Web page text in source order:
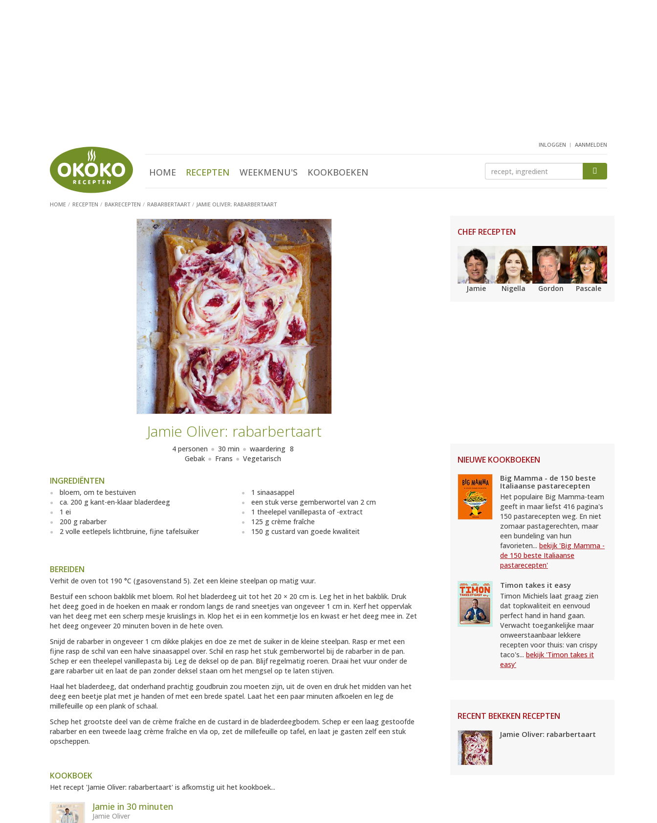
INLOGGEN AANMELDEN
HOME RECEPTEN WEEKMENU'S KOOKBOEKEN
HOME RECEPTEN BAKRECEPTEN RABARBERTAART JAMIE OLIVER: RABARBERTAART
Jamie Oliver: rabarbertaart
4 personen 30 min waardering 8
Gebak
Frans Vegetarisch
INGREDIËNTEN
bloem, om te bestuiven
ca. 200 g kant-en-klaar bladerdeeg
1 ei
200 g rabarber
2 volle eetlepels lichtbruine, fijne tafelsuiker
1 sinaasappel
een stuk verse gemberwortel van 2 cm
1 theelepel vanillepasta of -extract
125 g crème fraîche
150 g custard van goede kwaliteit
BEREIDEN
Verhit de oven tot 190 °C (gasovenstand 5). Zet een kleine steelpan op matig vuur.
Bestuif een schoon bakblik met bloem. Rol het bladerdeeg uit tot het 20 × 20 cm is. Leg het in het bakblik. Druk
het deeg goed in de hoeken en maak er rondom langs de rand sneetjes van ongeveer 1 cm in. Kerf het oppervlak
van het deeg met een scherp mesje kruislings in. Klop het ei in een kommetje los en kwast er het deeg mee in. Zet
het deeg ongeveer 20 minuten boven in de hete oven.
Snijd de rabarber in ongeveer 1 cm dikke plakjes en doe ze met de suiker in de kleine steelpan. Rasp er met een
fijne rasp de schil van een halve sinaasappel over. Schil en rasp het stuk gemberwortel bij de rabarber in de pan.
Schep er een theelepel vanillepasta bij. Leg de deksel op de pan. Blijf regelmatig roeren. Draai het vuur onder de
gare rabarber uit en laat de pan zonder deksel staan om het mengsel op te laten stijven.
Haal het bladerdeeg, dat onderhand prachtig goudbruin zou moeten zijn, uit de oven en druk het midden van het
deeg een beetje plat met je handen of met een brede spatel. Laat het een paar minuten afkoelen en leg de
millefeuille op een plank of schaal.
Schep het grootste deel van de crème fraîche en de custard in de bladerdeegbodem. Schep er een laag gestoofde
rabarber en een tweede laag crème fraîche en vla op, zet de millefeuille op tafel, en laat je gasten zelf een stuk
opscheppen.
KOOKBOEK
Het recept 'Jamie Oliver: rabarbertaart' is afkomstig uit het kookboek...
Jamie in 30 minuten
Jamie Oliver
CHEF RECEPTEN
Jamie Nigella Gordon Pascale
NIEUWE KOOKBOEKEN
Big Mamma - de 150 beste
Italiaanse pastarecepten
Het populaire Big Mamma-team
geeft in maar liefst 416 pagina's
150 pastarecepten weg. En niet
zomaar pastagerechten, maar
een bundeling van hun
favorieten... bekijk 'Big Mamma -
de 150 beste Italiaanse
pastarecepten'
Timon takes it easy
Timon Michiels laat graag zien
dat topkwaliteit en eenvoud
perfect hand in hand gaan.
Verwacht toegankelijke maar
onweerstaanbaar lekkere
recepten voor thuis: van crispy
taco's... bekijk 'Timon takes it
easy'
RECENT BEKEKEN RECEPTEN
Jamie Oliver: rabarbertaart